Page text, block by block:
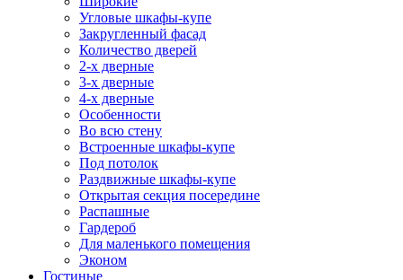
Угловые шкафы-купе
Закругленный фасад
Количество дверей
2-х дверные
3-х дверные
4-х дверные
Особенности
Во всю стену
Встроенные шкафы-купе
Под потолок
Раздвижные шкафы-купе
Открытая секция посередине
Распашные
Гардероб
Для маленького помещения
Эконом
Гостиные